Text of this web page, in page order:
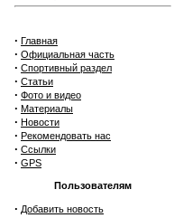
· Главная
· Официальная часть
· Спортивный раздел
· Статьи
· Фото и видео
· Материалы
· Новости
· Рекомендовать нас
· Ссылки
· GPS
Пользователям
· Добавить новость